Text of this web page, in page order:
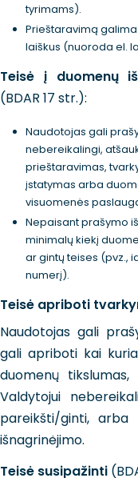
tyrimams).
Prieštaravimą
laiškus (nuoroda el.
Teisė į duomenų
(BDAR 17 str.):
Naudotojas gali
nebereikalingi,
prieštaravimas,
įstatymas arba
visuomenės
Nepaisant prašymo
minimalų kiekį
ar gintų teises (pvz.,
numerį).
Teisė apriboti
Naudotojas gali
gali apriboti kai
duomenų
Valdytojui
pareikšti/ginti,
išnagrinėjimo.
Teisė susipažinti